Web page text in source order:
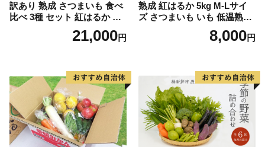
訳あり 熟成 さつまいも 食べ
比べ 3種 セット 紅はるか 安
納芋 シルクスイート 合計 15
kg サイズ混合 サツマイモ 焼
芋 ほしいも スイートポテト
いも天 サイズミックス 甘い
ねっとり 生芋 新芋 あんのう
いも 甘藷 べにはるか スイー
ツ 国産 糖度 産地直送 農家直
送 数量限定 21000円 愛媛 愛
南 ミッチーのおみかん畑
21,000円
熟成 紅はるか 5kg M-Lサイ
ズ さつまいも いも 低温熟成
完全熟成収穫 甘い 糖度 焼き
芋 やきいも スイートポテト
8,000円